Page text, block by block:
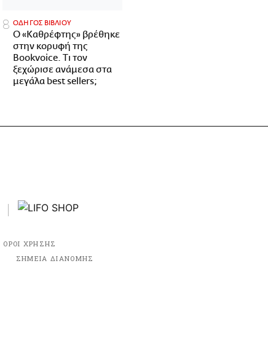
ΟΔΗΓΟΣ ΒΙΒΛΙΟΥ
Ο «Καθρέφτης» βρέθηκε
στην κορυφή της
Bookvoice. Τι τον
ξεχώρισε ανάμεσα στα
μεγάλα best sellers;
ΟΡΟΙ ΧΡΗΣΗΣ
ΣΗΜΕΙΑ ΔΙΑΝΟΜΗΣ